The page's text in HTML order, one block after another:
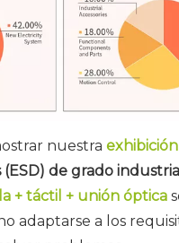
nuestra
de grado
+ táctil + unión óptica
adaptarse a los